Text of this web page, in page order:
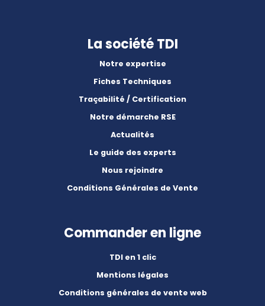
La société TDI
Notre expertise
Fiches Techniques
Traçabilité / Certification
Notre démarche RSE
Actualités
Le guide des experts
Nous rejoindre
Conditions Générales de Vente
Commander en ligne
TDI en 1 clic
Mentions légales
Conditions générales de vente web